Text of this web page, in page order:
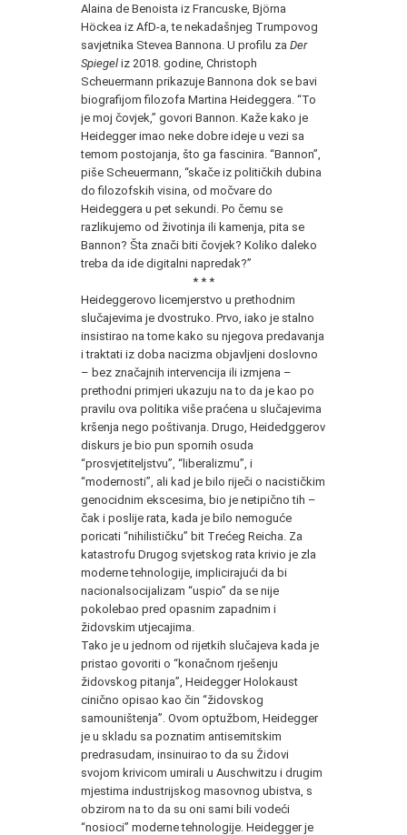
Alaina de Benoista iz Francuske, Björna
Höckea iz AfD-a, te nekadašnjeg Trumpovog
savjetnika Stevea Bannona. U profilu za Der
Spiegel iz 2018. godine, Christoph
Scheuermann prikazuje Bannona dok se bavi
biografijom filozofa Martina Heideggera. “To
je moj čovjek,” govori Bannon. Kaže kako je
Heidegger imao neke dobre ideje u vezi sa
temom postojanja, što ga fascinira. “Bannon”,
piše Scheuermann, “skače iz političkih dubina
do filozofskih visina, od močvare do
Heideggera u pet sekundi. Po čemu se
razlikujemo od životinja ili kamenja, pita se
Bannon? Šta znači biti čovjek? Koliko daleko
treba da ide digitalni napredak?”
* * *
Heideggerovo licemjerstvo u prethodnim
slučajevima je dvostruko. Prvo, iako je stalno
insistirao na tome kako su njegova predavanja
i traktati iz doba nacizma objavljeni doslovno
– bez značajnih intervencija ili izmjena –
prethodni primjeri ukazuju na to da je kao po
pravilu ova politika više praćena u slučajevima
kršenja nego poštivanja. Drugo, Heidedggerov
diskurs je bio pun spornih osuda
“prosvjetiteljstvu”, “liberalizmu”, i
“modernosti”, ali kad je bilo riječi o nacističkim
genocidnim ekscesima, bio je netipično tih –
čak i poslije rata, kada je bilo nemoguće
poricati “nihilističku” bit Trećeg Reicha. Za
katastrofu Drugog svjetskog rata krivio je zla
moderne tehnologije, implicirajući da bi
nacionalsocijalizam “uspio” da se nije
pokolebao pred opasnim zapadnim i
židovskim utjecajima.
Tako je u jednom od rijetkih slučajeva kada je
pristao govoriti o “konačnom rješenju
židovskog pitanja”, Heidegger Holokaust
cinično opisao kao čin “židovskog
samouništenja”. Ovom optužbom, Heidegger
je u skladu sa poznatim antisemitskim
predrasudam, insinuirao to da su Židovi
svojom krivicom umirali u Auschwitzu i drugim
mjestima industrijskog masovnog ubistva, s
obzirom na to da su oni sami bili vodeći
“nosioci” moderne tehnologije. Heidegger je